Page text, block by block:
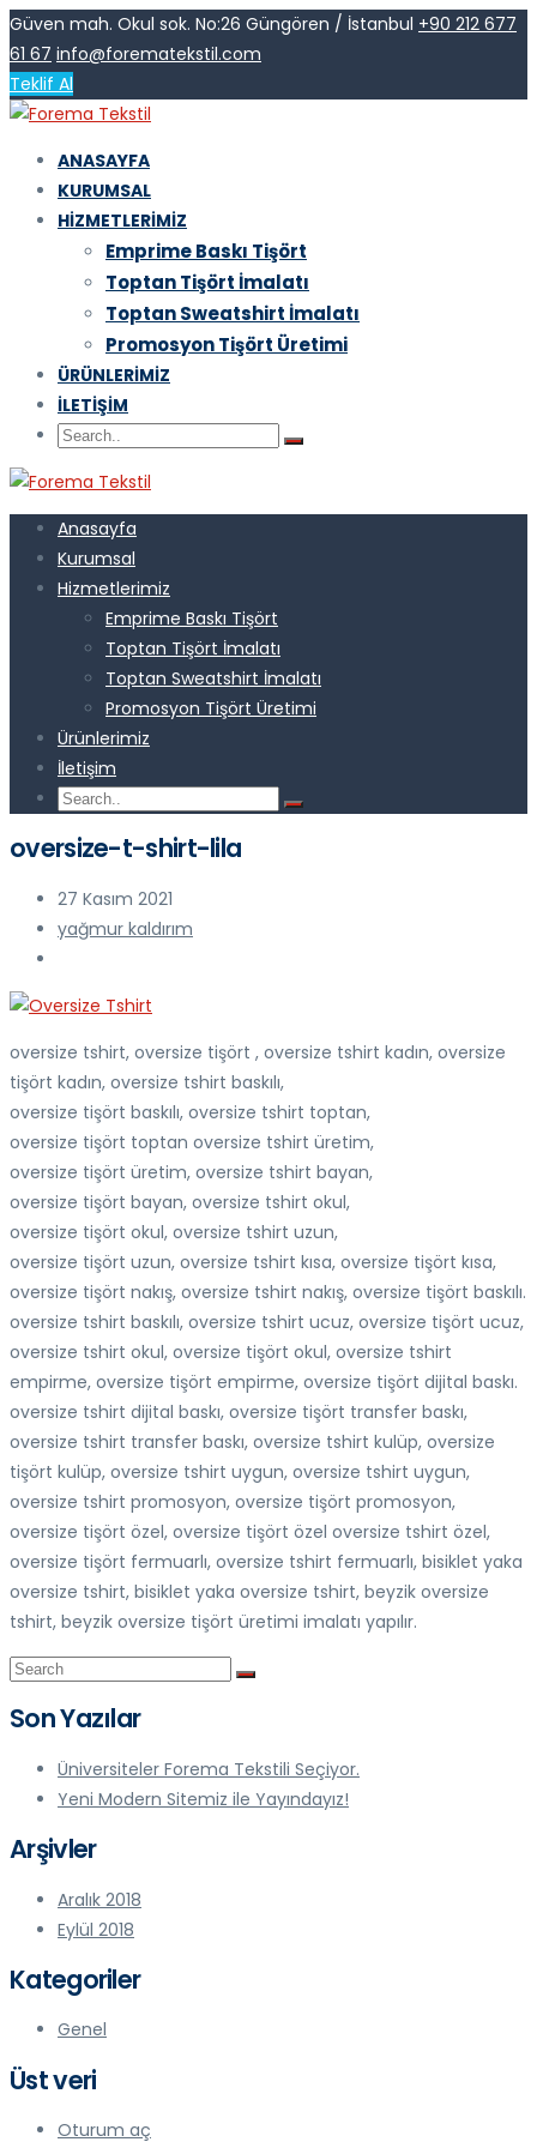
Güven mah. Okul sok. No:26 Güngören / İstanbul +90 212 677
61 67 info@forematekstil.com
Teklif Al
ANASAYFA
KURUMSAL
HIZMETLERIMIZ
Emprime Baskı Tişört
Toptan Tişört İmalatı
Toptan Sweatshirt İmalatı
Promosyon Tişört Üretimi
ÜRÜNLERIMIZ
İLETIŞIM
Anasayfa
Kurumsal
Hizmetlerimiz
Emprime Baskı Tişört
Toptan Tişört İmalatı
Toptan Sweatshirt İmalatı
Promosyon Tişört Üretimi
Ürünlerimiz
İletişim
oversize-t-shirt-lila
27 Kasım 2021
yağmur kaldırım
oversize tshirt, oversize tişört , oversize tshirt kadın, oversize
tişört kadın, oversize tshirt baskılı,
oversize tişört baskılı, oversize tshirt toptan,
oversize tişört toptan oversize tshirt üretim,
oversize tişört üretim, oversize tshirt bayan,
oversize tişört bayan, oversize tshirt okul,
oversize tişört okul, oversize tshirt uzun,
oversize tişört uzun, oversize tshirt kısa, oversize tişört kısa,
oversize tişört nakış, oversize tshirt nakış, oversize tişört baskılı.
oversize tshirt baskılı, oversize tshirt ucuz, oversize tişört ucuz,
oversize tshirt okul, oversize tişört okul, oversize tshirt
empirme, oversize tişört empirme, oversize tişört dijital baskı.
oversize tshirt dijital baskı, oversize tişört transfer baskı,
oversize tshirt transfer baskı, oversize tshirt kulüp, oversize
tişört kulüp, oversize tshirt uygun, oversize tshirt uygun,
oversize tshirt promosyon, oversize tişört promosyon,
oversize tişört özel, oversize tişört özel oversize tshirt özel,
oversize tişört fermuarlı, oversize tshirt fermuarlı, bisiklet yaka
oversize tshirt, bisiklet yaka oversize tshirt, beyzik oversize
tshirt, beyzik oversize tişört üretimi imalatı yapılır.
Son Yazılar
Üniversiteler Forema Tekstili Seçiyor.
Yeni Modern Sitemiz ile Yayındayız!
Arşivler
Aralık 2018
Eylül 2018
Kategoriler
Genel
Üst veri
Oturum aç